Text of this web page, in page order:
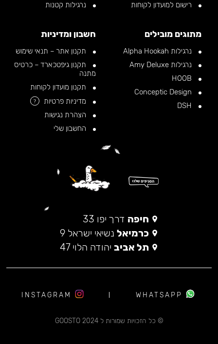
רישום למועדון לקוחות
נרגילות קטנות
מתוגים מובילים
נרגילות Alpha Hookah
נרגילות Amy Deluxe
חשבון ומדיניות
תקנון אתר – תנאי שימוש
תקנון גיפטכארד – כרטיס
מתנה
תקנון מועדון לקוחות
מדיניות פרטיות
?
הצהרת נגישות
החשבון שלי
חיפה דרך יפו 33
כרמיאל נשיאי ישראל 9
תל אביב יהודה הלוי 47
© כל הזכויות שמורות ל 2024 GOOSTO
WHATSAPP
INSTAGRAM